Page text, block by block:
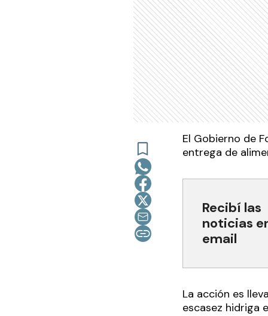
El Gobierno de
entrega de
Recibí las
noticias
email
La acción es
escasez hidriga